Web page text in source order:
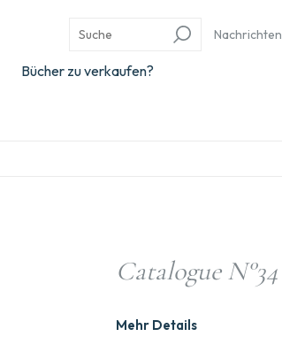
Bücher zu verkaufen?
Nachrichten
Catalogue N°34
Mehr Details